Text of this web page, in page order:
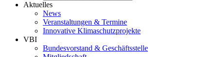
Aktuelles
News
Veranstaltungen & Termine
Innovative Klimaschutzprojekte
VBI
Bundesvorstand & Geschäftsstelle